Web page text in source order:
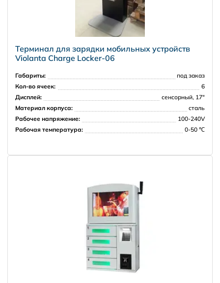
5000 рублей в пределах МКАД
7000 рублей в пределах 30 км от МКАД
Регионы РФ
PRISMA
Терминал для зарядки мобильных устройств
Violanta Charge Locker-06
Габариты:
под заказ
Кол-во ячеек:
6
Дисплей:
сенсорный, 17"
Материал корпуса:
сталь
Рабочее напряжение:
100-240V
Рабочая температура:
0-50 ℃